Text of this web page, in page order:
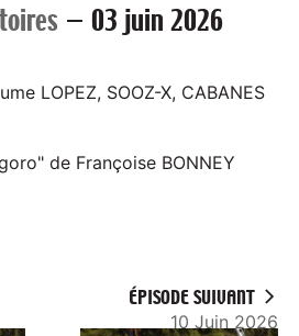
— 03 juin 2026
LOPEZ, SOOZ-X, CABANES
de Françoise BONNEY
ÉPISODE SUIVANT
10 Juin 2026